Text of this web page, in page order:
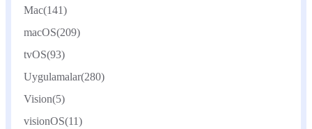
Mac(141)
macOS(209)
tvOS(93)
Uygulamalar(280)
Vision(5)
visionOS(11)